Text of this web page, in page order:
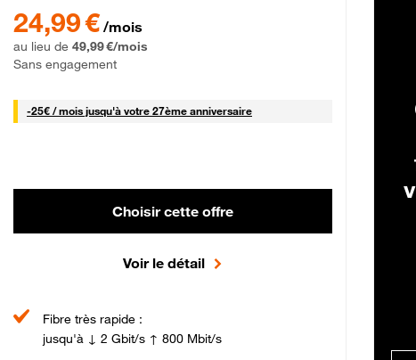
24,99 € /mois
au lieu de 49,99 €/mois
Sans engagement
-25€ / mois25 € par mois
jusqu'à votre 27ème anniversaire
Choisir cette offre
Voir le détail
Fibre très rapide :
jusqu'à ↓ 2 Gbit/s ↑ 800 Mbit/s